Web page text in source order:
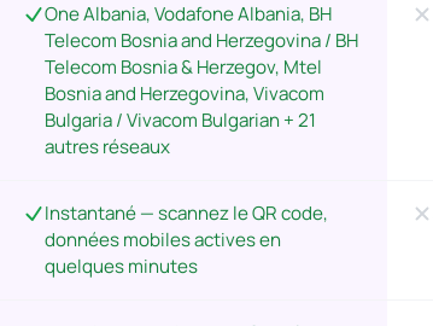
One Albania, Vodafone Albania, BH
Telecom Bosnia and Herzegovina / BH
Telecom Bosnia & Herzegov, Mtel
Bosnia and Herzegovina, Vivacom
Bulgaria / Vivacom Bulgarian + 21
autres réseaux
Instantané — scannez le QR code,
données mobiles actives en
quelques minutes